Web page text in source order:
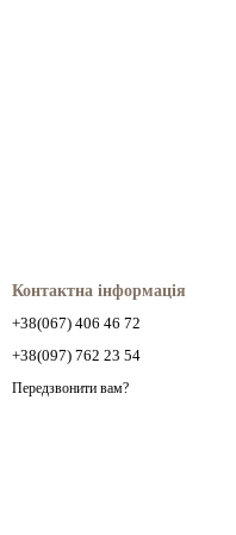
Контактна інформація
+38(067) 406 46 72
+38(097) 762 23 54
Передзвонити вам?